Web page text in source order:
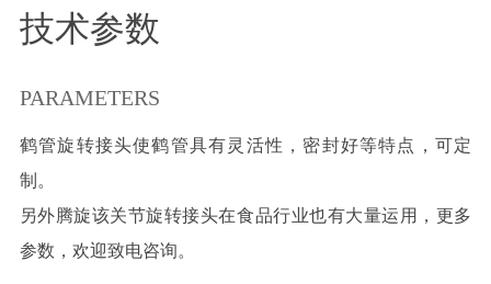
技术参数
PARAMETERS
鹤管旋转接头使鹤管具有灵活性，密封好等特点，可定
制。
另外腾旋该关节旋转接头在食品行业也有大量运用，更多
参数，欢迎致电咨询。